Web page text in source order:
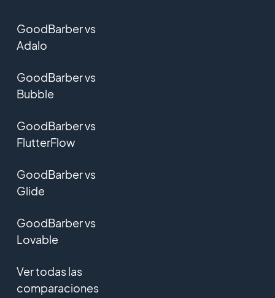
GoodBarber vs
Adalo
GoodBarber vs
Bubble
GoodBarber vs
FlutterFlow
GoodBarber vs
Glide
GoodBarber vs
Lovable
Ver todas las
comparaciones